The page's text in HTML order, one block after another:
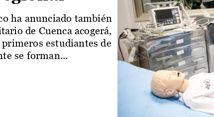
ha anunciado también
de Cuenca acogerá,
estudiantes de
se forman...